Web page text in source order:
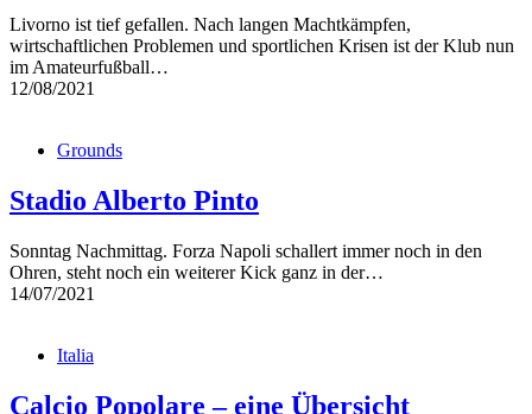
Livorno ist tief gefallen. Nach langen Machtkämpfen,
wirtschaftlichen Problemen und sportlichen Krisen ist der Klub nun
im Amateurfußball…
12/08/2021
Grounds
Stadio Alberto Pinto
Sonntag Nachmittag. Forza Napoli schallert immer noch in den
Ohren, steht noch ein weiterer Kick ganz in der…
14/07/2021
Italia
Calcio Popolare – eine Übersicht